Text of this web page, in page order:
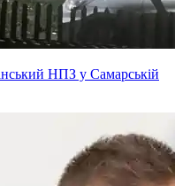
НПЗ у Самарській